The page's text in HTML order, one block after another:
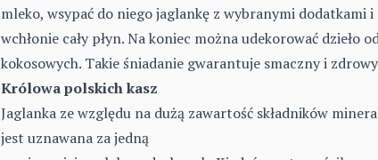
mleko, wsypać do niego jaglankę z wybranymi dodatkami i
wchłonie cały płyn. Na koniec można udekorować dzieło
kokosowych. Takie śniadanie gwarantuje smaczny i
Królowa polskich kasz
Jaglanka ze względu na dużą zawartość składników
jest uznawana za jedną